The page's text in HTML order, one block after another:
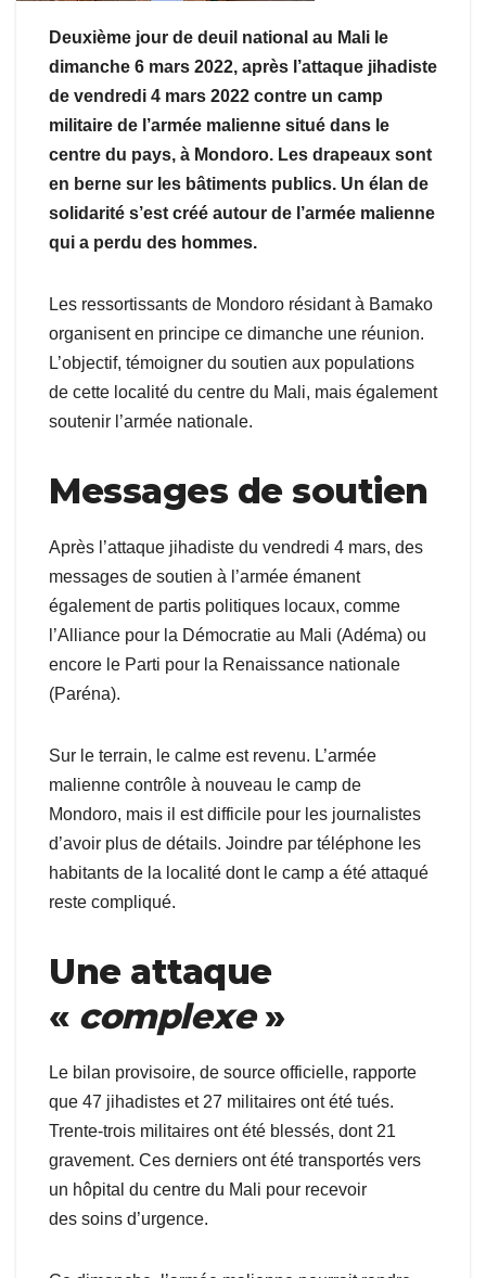
Deuxième jour de deuil national au Mali le
dimanche 6 mars 2022, après l’attaque jihadiste
de vendredi 4 mars 2022 contre un camp
militaire de l’armée malienne situé dans le
centre du pays, à Mondoro. Les drapeaux sont
en berne sur les bâtiments publics. Un élan de
solidarité s’est créé autour de l’armée malienne
qui a perdu des hommes.
Les ressortissants de Mondoro résidant à Bamako
organisent en principe ce dimanche une réunion.
L’objectif, témoigner du soutien aux populations
de cette localité du centre du Mali, mais également
soutenir l’armée nationale.
Messages de soutien
Après l’attaque jihadiste du vendredi 4 mars, des
messages de soutien à l’armée émanent
également de partis politiques locaux, comme
l’Alliance pour la Démocratie au Mali (Adéma) ou
encore le Parti pour la Renaissance nationale
(Paréna).
Sur le terrain, le calme est revenu. L’armée
malienne contrôle à nouveau le camp de
Mondoro, mais il est difficile pour les journalistes
d’avoir plus de détails. Joindre par téléphone les
habitants de la localité dont le camp a été attaqué
reste compliqué.
Une attaque
« complexe»
Le bilan provisoire, de source officielle, rapporte
que 47 jihadistes et 27 militaires ont été tués.
Trente-trois militaires ont été blessés, dont 21
gravement. Ces derniers ont été transportés vers
un hôpital du centre du Mali pour recevoir
des soins d’urgence.